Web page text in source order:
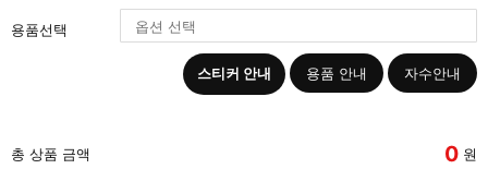
용품선택
스티커 안내 용품 안내 자수안내
총 상품 금액 0 원